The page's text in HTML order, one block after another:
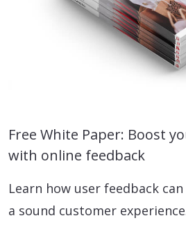
Free White Paper: Boost
with online feedback
Learn how user feedback
a sound customer